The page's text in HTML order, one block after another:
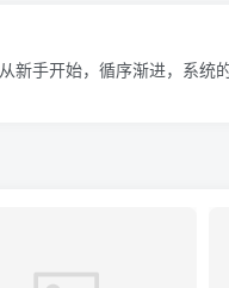
新手开始，循序渐进，系统